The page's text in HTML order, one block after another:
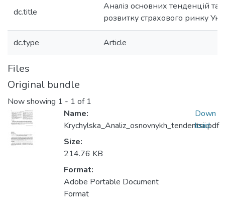
dc.title
Аналіз основних тенденцій та
розвитку страхового ринку
dc.type Article
Files
Original bundle
Now showing 1 - 1 of 1
Name:
Krychylska_Analiz_osnovnykh_tendentsii.pdf
Size:
214.76 KB
Format:
Adobe Portable Document
Format
Down
load